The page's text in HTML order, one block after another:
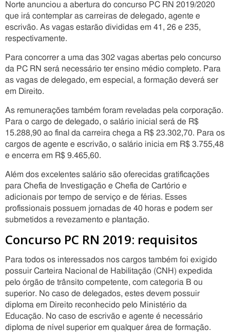
Norte anunciou a abertura do concurso PC RN 2019/2020
que irá contemplar as carreiras de delegado, agente e
escrivão. As vagas estarão divididas em 41, 26 e 235,
respectivamente.
Para concorrer a uma das 302 vagas abertas pelo concurso
da PC RN será necessário ter ensino médio completo. Para
as vagas de delegado, em especial, a formação deverá ser
em Direito.
As remunerações também foram reveladas pela corporação.
Para o cargo de delegado, o salário inicial será de R$
15.288,90 ao final da carreira chega a R$ 23.302,70. Para os
cargos de agente e escrivão, o salário inicia em R$ 3.755,48
e encerra em R$ 9.465,60.
Além dos excelentes salário são oferecidas gratificações
para Chefia de Investigação e Chefia de Cartório e
adicionais por tempo de serviço e de férias. Esses
profissionais possuem jornadas de 40 horas e podem ser
submetidos a revezamento e plantação.
Concurso PC RN 2019: requisitos
Para todos os interessados nos cargos também foi exigido
possuir Carteira Nacional de Habilitação (CNH) expedida
pelo órgão de trânsito competente, com categoria B ou
superior. No caso de delegados, estes devem possuir
diploma em Direito reconhecido pelo Ministério da
Educação. No caso de escrivão e agente é necessário
diploma de nível superior em qualquer área de formação.